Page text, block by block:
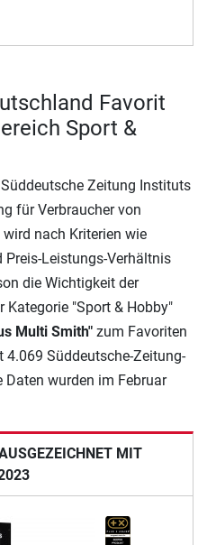
Favorit
Sport &
Zeitung Instituts
für Verbraucher von
nach Kriterien wie
Leistungs-Verhältnis
die Wichtigkeit der
Kategorie "Sport & Hobby"
Multi Smith" zum Favoriten
Süddeutsche-Zeitung-
wurden im Februar
MIT